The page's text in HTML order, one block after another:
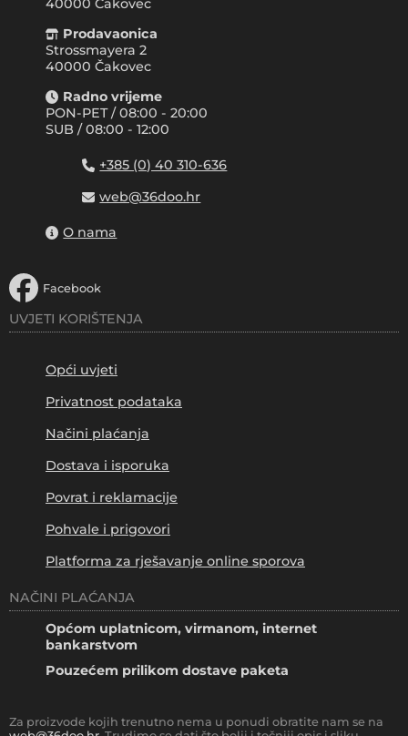
40000 Čakovec
Prodavaonica
Strossmayera 2
40000 Čakovec
Radno vrijeme
PON-PET / 08:00 - 20:00
SUB / 08:00 - 12:00
+385 (0) 40 310-636
web@36doo.hr
O nama
Facebook
UVJETI KORIŠTENJA
Opći uvjeti
Privatnost podataka
Načini plaćanja
Dostava i isporuka
Povrat i reklamacije
Pohvale i prigovori
Platforma za rješavanje online sporova
NAČINI PLAĆANJA
Općom uplatnicom, virmanom, internet
bankarstvom
Pouzećem prilikom dostave paketa
Za proizvode kojih trenutno nema u ponudi obratite nam se na